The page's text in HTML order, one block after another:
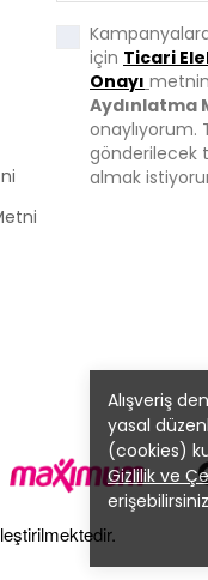
Alışveriş
yasal
(cookies)
Gizlilik ve
için Ticari
Onayı
Aydınlatma
onaylıyorum.
gönderilecek
almak